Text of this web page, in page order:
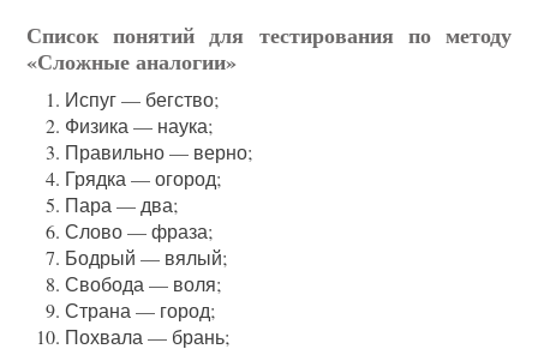
Список понятий для тестирования по методу
«Сложные аналогии»
Испуг — бегство;
Физика — наука;
Правильно — верно;
Грядка — огород;
Пара — два;
Слово — фраза;
Бодрый — вялый;
Свобода — воля;
Страна — город;
Похвала — брань;